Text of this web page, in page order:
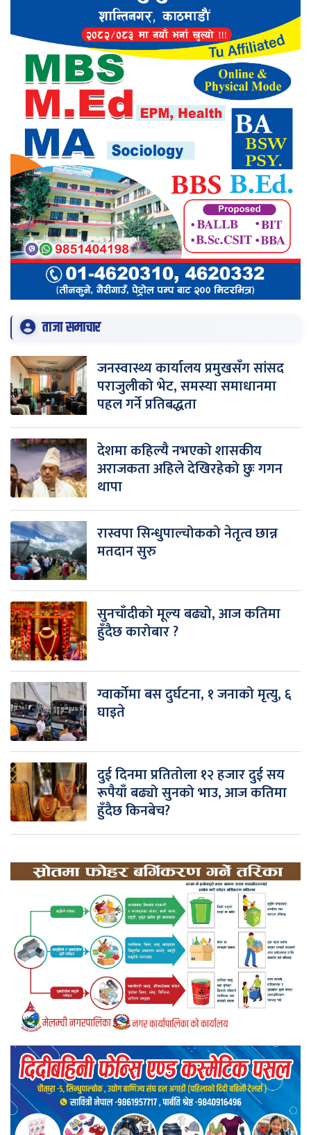
ताजा समाचार
जनस्वास्थ्य कार्यालय प्रमुखसँग सांसद
पराजुलीको भेट, समस्या समाधानमा
पहल गर्ने प्रतिबद्धता
देशमा कहिल्यै नभएको शासकीय
अराजकता अहिले देखिरहेको छुः गगन
थापा
रास्वपा सिन्धुपाल्चोकको नेतृत्व छान्न
मतदान सुरु
सुनचाँदीको मूल्य बढ्यो, आज कतिमा
हुँदैछ कारोबार ?
ग्वार्कोमा बस दुर्घटना, १ जनाको मृत्यु, ६
घाइते
दुई दिनमा प्रतितोला १२ हजार दुई सय
रूपैयाँ बढ्यो सुनको भाउ, आज कतिमा
हुँदैछ किनबेच?